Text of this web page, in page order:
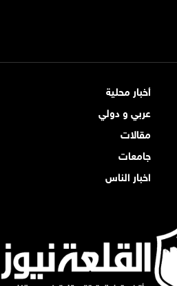
أخبار محلية
عربي و دولي
مقالات
جامعات
اخبار الناس